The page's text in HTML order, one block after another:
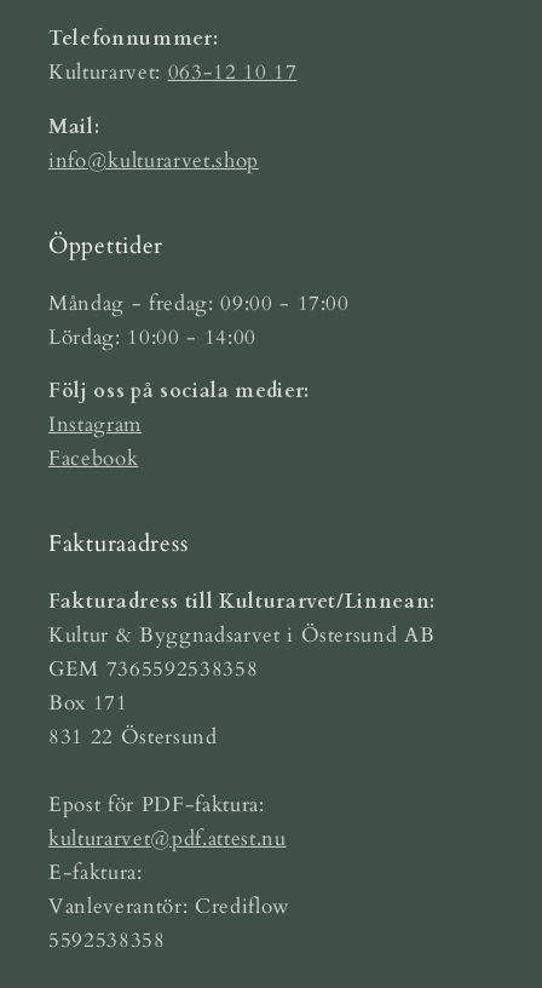
Telefonnummer:
Kulturarvet: 063-12 10 17
Mail:
info@kulturarvet.shop
Öppettider
Måndag - fredag: 09:00 - 17:00
Lördag: 10:00 - 14:00
Följ oss på sociala medier:
Instagram
Facebook
Fakturaadress
Fakturadress till Kulturarvet/Linnean:
Kultur & Byggnadsarvet i Östersund AB
GEM 7365592538358
Box 171
831 22 Östersund
Epost för PDF-faktura:
kulturarvet@pdf.attest.nu
E-faktura:
Vanleverantör: Crediflow
5592538358